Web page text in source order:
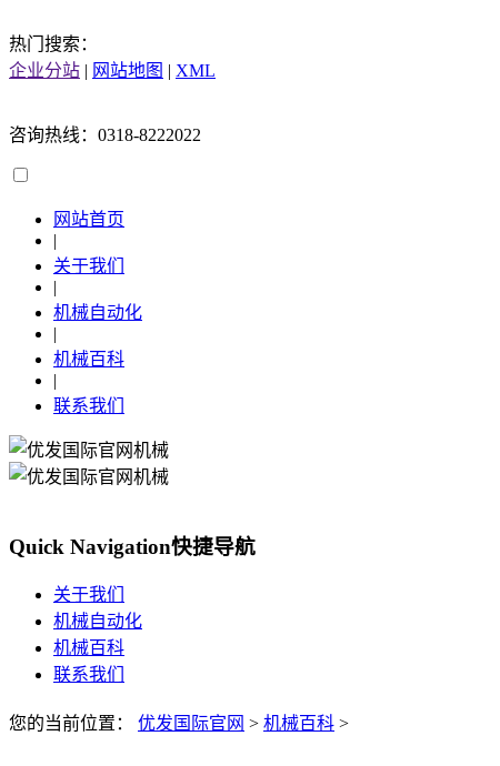
热门搜索：
企业分站 | 网站地图 | XML
咨询热线：0318-8222022
网站首页
|
关于我们
|
机械自动化
|
机械百科
|
联系我们
Quick Navigation快捷导航
关于我们
机械自动化
机械百科
联系我们
您的当前位置： 优发国际官网 > 机械百科 >